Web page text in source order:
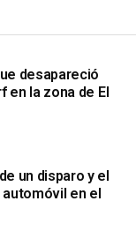
desapareció
en la zona de El
un disparo y el
en el